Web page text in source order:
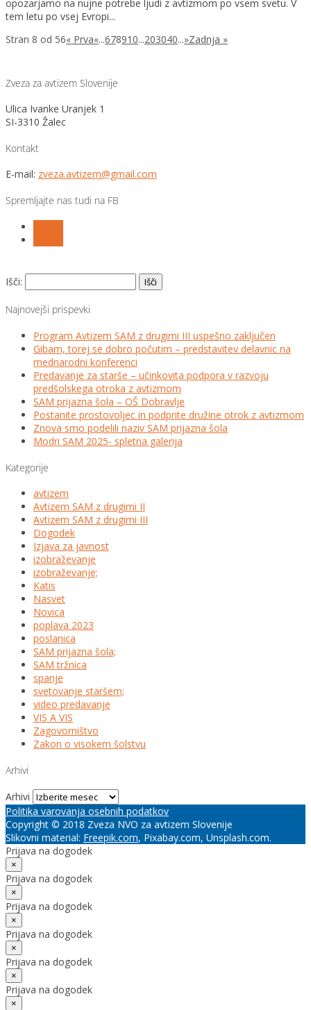
opozarjamo na nujne potrebe ljudi z avtizmom po vsem svetu. V
tem letu po vsej Evropi...
Stran 8 od 56« Prva«...678910...203040...»Zadnja »
Zveza za avtizem Slovenije
Ulica Ivanke Uranjek 1
SI-3310 Žalec
Kontakt
E-mail: zveza.avtizem@gmail.com
Spremljajte nas tudi na FB
Išči:
Najnovejši prispevki
Program Avtizem SAM z drugimi III uspešno zaključen
Gibam, torej se dobro počutim – predstavitev delavnic na
mednarodni konferenci
Predavanje za starše – učinkovita podpora v razvoju
predšolskega otroka z avtizmom
SAM prijazna šola – OŠ Dobravlje
Postanite prostovoljec in podprite družine otrok z avtizmom
Znova smo podelili naziv SAM prijazna šola
Modri SAM 2025- spletna galerija
Kategorije
avtizem
Avtizem SAM z drugimi II
Avtizem SAM z drugimi III
Dogodek
Izjava za javnost
izobraževanje
izobraževanje;
Katis
Nasvet
Novica
poplava 2023
poslanica
SAM prijazna šola;
SAM tržnica
spanje
svetovanje staršem;
video predavanje
VIS A VIS
Zagovorništvo
Zakon o visokem šolstvu
Arhivi
Arhivi
Politika varovanja osebnih podatkov
Copyright © 2018 Zveza NVO za avtizem Slovenije
Slikovni material: Freepik.com, Pixabay.com, Unsplash.com.
Prijava na dogodek
×
Prijava na dogodek
×
Prijava na dogodek
×
Prijava na dogodek
×
Prijava na dogodek
×
Prijava na dogodek
×